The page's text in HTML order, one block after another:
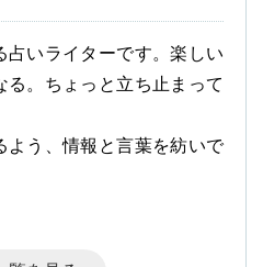
占いライターです。楽しい
る。ちょっと立ち止まって
よう、情報と言葉を紡いで